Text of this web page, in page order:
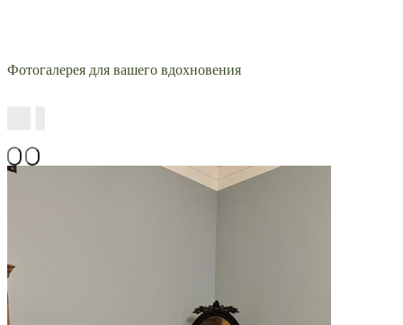
Фотогалерея для вашего вдохновения